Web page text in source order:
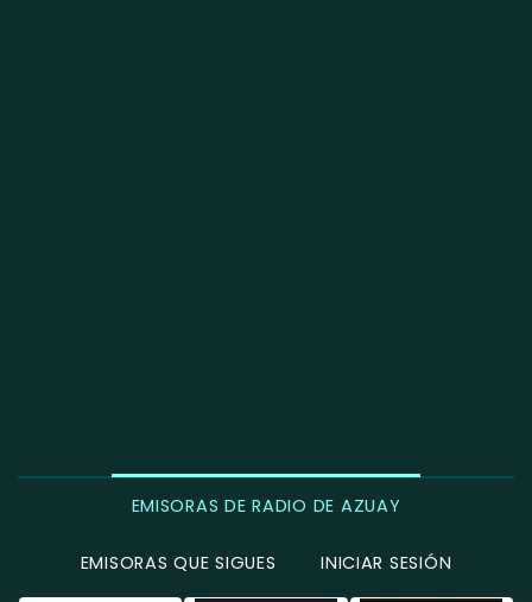
EMISORAS DE RADIO DE AZUAY
EMISORAS QUE SIGUES INICIAR SESIÓN